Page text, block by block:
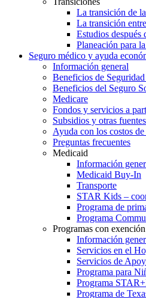
La transición de
La transición
Estudios después
Planeación para
Seguro médico y ayuda
Información general
Beneficios de
Beneficios del Seguro
Medicare
Fondos y servicios a
Subsidios y otras
Ayuda con los costos
Preguntas frecuentes
Medicaid
Información
Medicaid Buy-In
Transporte
STAR Kids –
Programa de
Programa
Programas con exención
Información
Servicios en el
Servicios de
Programa para
Programa
Programa de